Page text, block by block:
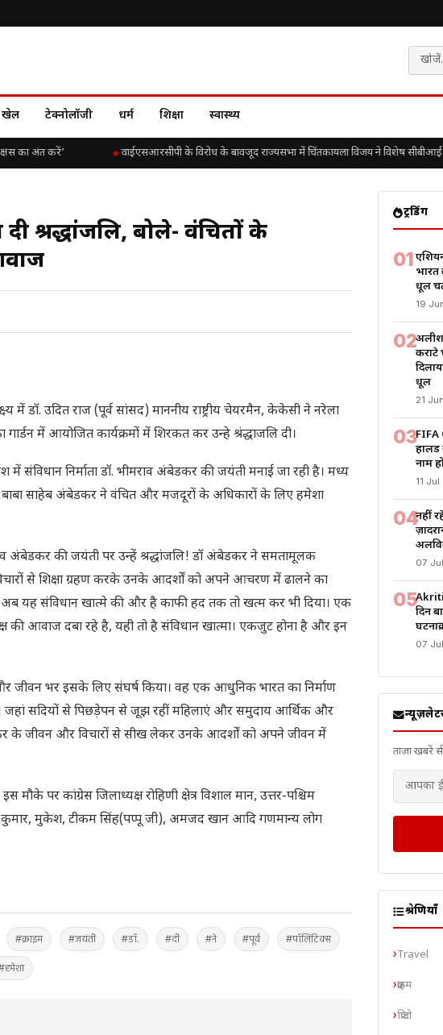
खेल टेक्नोलॉजी धर्म शिक्षा स्वास्थ्य
का अंत करें’ वाईएसआरसीपी के विरोध के बावजूद राज्यसभा में चिंतकायला विजय ने विशेष सीबीआई
श्रद्धांजलि, बोले- वंचितों के
डॉ. उदित राज (पूर्व सांसद) माननीय राष्ट्रीय चेयरमैन, केकेसी ने नरेला
में आयोजित कार्यक्रमों में शिरकत कर उन्हे श्रंद्धाजलि दी।
संविधान निर्माता डॉ. भीमराव अंबेडकर की जयंती मनाई जा रही है। मध्य
बाबा साहेब अंबेडकर ने वंचित और मजदूरों के अधिकारों के लिए हमेशा
अंबेडकर की जयंती पर उन्हें श्रद्धांजलि! डॉ अंबेडकर ने समतामूलक
से शिक्षा ग्रहण करके उनके आदर्शों को अपने आचरण में ढालने का
अब यह संविधान खात्मे की और है काफी हद तक तो खत्म कर भी दिया। एक
की आवाज दबा रहे है, यही तो है संविधान खात्मा। एकजुट होना है और इन
जीवन भर इसके लिए संघर्ष किया। वह एक आधुनिक भारत का निर्माण
सदियों से पिछड़ेपन से जूझ रहीं महिलाएं और समुदाय आर्थिक और
के जीवन और विचारों से सीख लेकर उनके आदर्शों को अपने जीवन में
पर कांग्रेस जिलाध्यक्ष रोहिणी क्षेत्र विशाल मान, उत्तर-पश्चिम
कुमार, मुकेश, टीकम सिंह(पप्पू जी), अमजद खान आदि गणमान्य लोग
#क्राइम #जयंती #डॉ. #दी #ने #पूर्व #पॉलिटिक्स
ट्रेंडिंग
01
भारत
धूल
19
02
कराटे
धूल
21 Jun
03FIFA
हालैंड
नाम
11 Jul
04नहीं
07 Jul
05
दिन
07 Jul
ताज़ा खबरें
श्रेणियाँ
Travel
क्राइम
क्रिप्टो